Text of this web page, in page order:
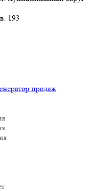
193
продаж